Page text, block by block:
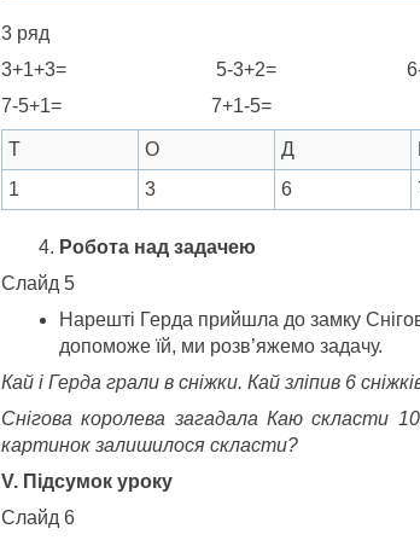
3 ряд
3+1+3= 5-3+2= 6-4-
7-5+1= 7+1-5=
Т О Д
1
3 6
Робота над задачею
Слайд 5
Нарешті Герда прийшла до замку
допоможе їй, ми розв’яжемо задачу.
Кай і Герда грали в сніжки. Кай зліпив 6
Снігова королева загадала Каю скласти
картинок залишилося скласти?
V. Підсумок уроку
Слайд 6